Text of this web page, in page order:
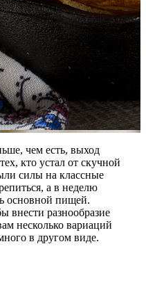
чем есть, выход
кто устал от скучной
силы на классные
а в неделю
основной пищей.
внести разнообразие
несколько вариаций
в другом виде.